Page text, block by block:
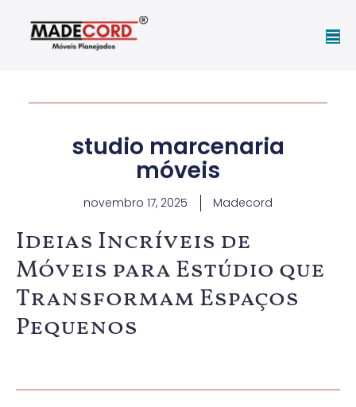
studio marcenaria
móveis
novembro 17, 2025 Madecord
Ideias Incríveis de
Móveis para Estúdio que
Transformam Espaços
Pequenos